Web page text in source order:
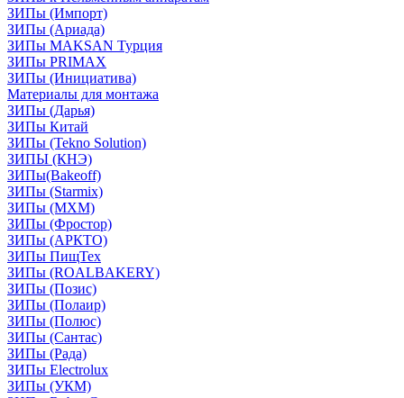
ЗИПы (Импорт)
ЗИПы (Ариада)
ЗИПы MAKSAN Турция
ЗИПы PRIMAX
ЗИПы (Инициатива)
Материалы для монтажа
ЗИПы (Дарья)
ЗИПы Китай
ЗИПы (Tekno Solution)
ЗИПЫ (КНЭ)
ЗИПы(Bakeoff)
ЗИПы (Starmix)
ЗИПы (МХМ)
ЗИПы (Фростор)
ЗИПы (АРКТО)
ЗИПы ПищТех
ЗИПы (ROALBAKERY)
ЗИПы (Позис)
ЗИПы (Полаир)
ЗИПы (Полюс)
ЗИПы (Сантас)
ЗИПы (Рада)
ЗИПы Electrolux
ЗИПы (УКМ)